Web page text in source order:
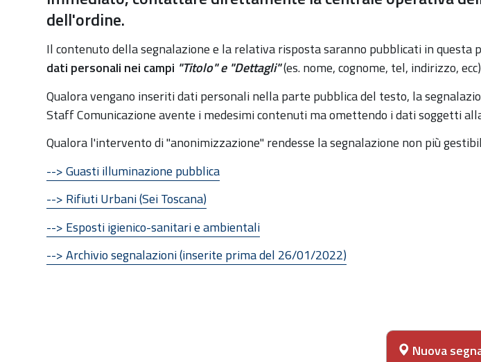
dell'ordine.
Il contenuto della segnalazione e la relativa risposta saranno pubblicati in
dati personali nei campi "Titolo" e "Dettagli"(es. nome, cognome, tel, indirizzo,
Qualora vengano inseriti dati personali nella parte pubblica del testo, la
Staff Comunicazione avente i medesimi contenuti ma omettendo i dati soggetti
Qualora l'intervento di "anonimizzazione" rendesse la segnalazione non più
--> Guasti illuminazione pubblica
--> Rifiuti Urbani (Sei Toscana)
--> Esposti igienico-sanitari e ambientali
--> Archivio segnalazioni (inserite prima del 26/01/2022)
Nuova